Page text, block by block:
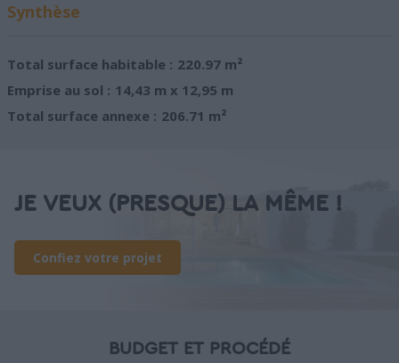
Synthèse
Total surface habitable : 220.97 m²
Emprise au sol : 14,43 m x 12,95 m
Total surface annexe : 206.71 m²
JE VEUX (PRESQUE) LA MÊME !
Confiez votre projet
BUDGET ET PROCÉDÉ